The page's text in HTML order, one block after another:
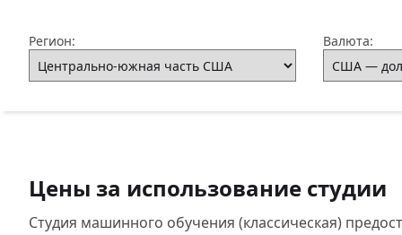
Регион: Валюта:
Цены за использование студии
Студия машинного обучения (классическая)